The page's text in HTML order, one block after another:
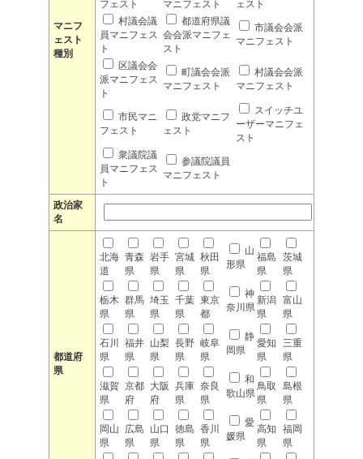
マニフ
ェスト
種別
フェスト
マニフェスト
ェスト
村議会議
員マニフェス
ト
都道府県議
会会派マニフェ
スト
市議会会派
マニフェスト
区議会会
派マニフェス
ト
町議会会派
マニフェスト
村議会会派
マニフェスト
市民マニ
フェスト
政党マニフ
ェスト
スイッチユ
ーザーマニフェ
スト
衆議院議
員マニフェス
ト
参議院議員
マニフェスト
政治家
名
都道府
県
北海
道
青森
県
岩手
県
宮城
県
秋田
県
山
形県
福島
県
茨城
県
栃木
県
群馬
県
埼玉
県
千葉
県
東京
都
神
奈川県
新潟
県
富山
県
石川
県
福井
県
山梨
県
長野
県
岐阜
県
静
岡県
愛知
県
三重
県
滋賀
県
京都
府
大阪
府
兵庫
県
奈良
県
和
歌山県
鳥取
県
島根
県
岡山
県
広島
県
山口
県
徳島
県
香川
県
愛
媛県
高知
県
福岡
県